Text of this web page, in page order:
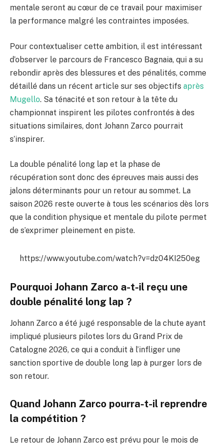
mentale seront au cœur de ce travail pour maximiser
la performance malgré les contraintes imposées.
Pour contextualiser cette ambition, il est intéressant
d’observer le parcours de Francesco Bagnaia, qui a su
rebondir après des blessures et des pénalités, comme
détaillé dans un récent article sur ses objectifs après
Mugello. Sa ténacité et son retour à la tête du
championnat inspirent les pilotes confrontés à des
situations similaires, dont Johann Zarco pourrait
s’inspirer.
La double pénalité long lap et la phase de
récupération sont donc des épreuves mais aussi des
jalons déterminants pour un retour au sommet. La
saison 2026 reste ouverte à tous les scénarios dès lors
que la condition physique et mentale du pilote permet
de s’exprimer pleinement en piste.
https://www.youtube.com/watch?v=dz04KI250eg
Pourquoi Johann Zarco a-t-il reçu une
double pénalité long lap ?
Johann Zarco a été jugé responsable de la chute ayant
impliqué plusieurs pilotes lors du Grand Prix de
Catalogne 2026, ce qui a conduit à l’infliger une
sanction sportive de double long lap à purger lors de
son retour.
Quand Johann Zarco pourra-t-il reprendre
la compétition ?
Le retour de Johann Zarco est prévu pour le mois de